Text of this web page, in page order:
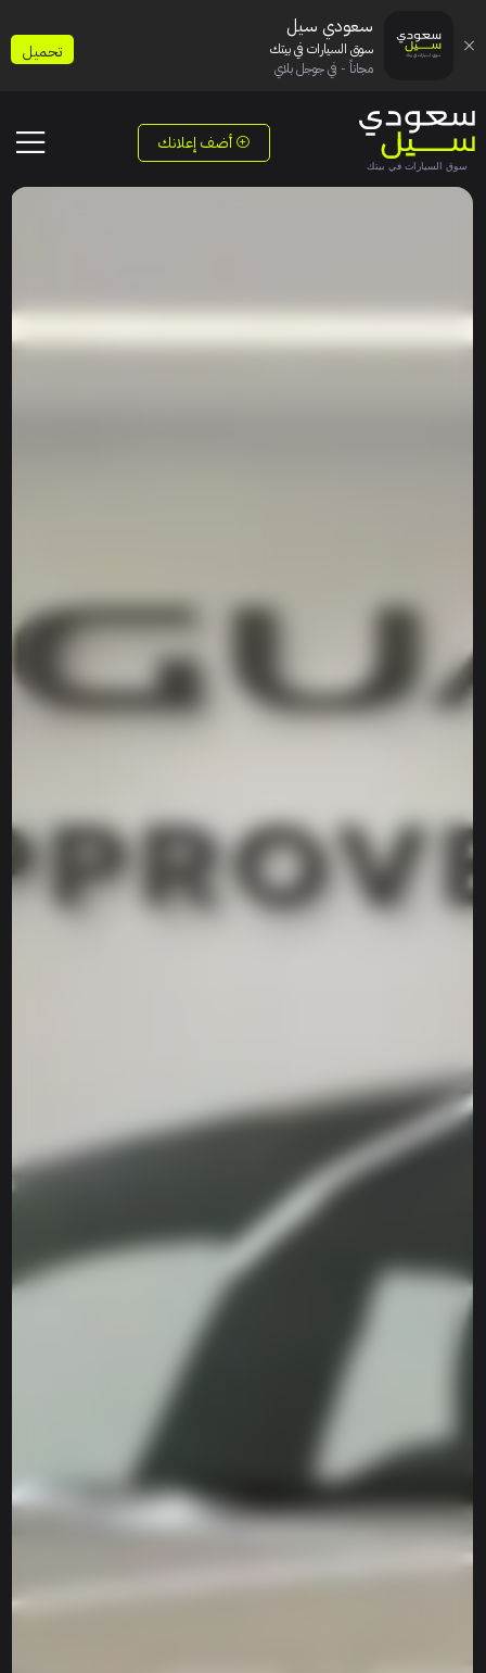
أضف إعلانك
سعودي سيل
سوق السيارات في بيتك
مجاناً - في جوجل بلاي
تحميل